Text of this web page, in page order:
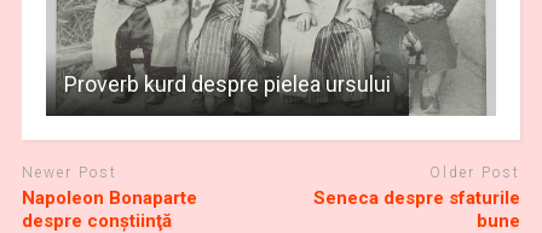
Proverb kurd despre pielea ursului
Newer Post
Napoleon Bonaparte
despre conştiinţă
Older Post
Seneca despre sfaturile
bune